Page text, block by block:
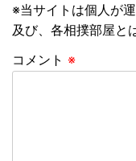
シ
ョ
ン
※当サイトは個人が
及び、各相撲部屋と
コメント ※